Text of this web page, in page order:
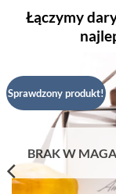
Łączymy
Sprawdzony produkt!
BRAK W